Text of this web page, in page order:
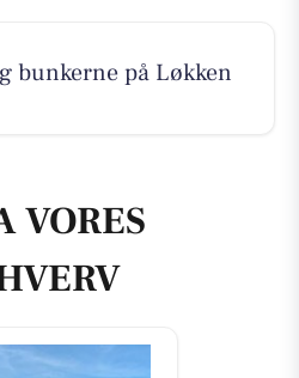
bunkerne på Løkken
VORES